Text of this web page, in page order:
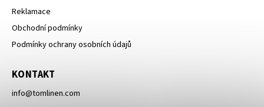
Reklamace
Obchodní podmínky
Podmínky ochrany osobních údajů
KONTAKT
info@tomlinen.com